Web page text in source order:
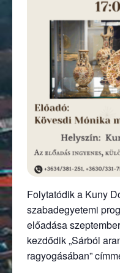
Folytatódik a Kuny
szabadegyetemi
előadása
kezdődik „Sárból
ragyogásában”